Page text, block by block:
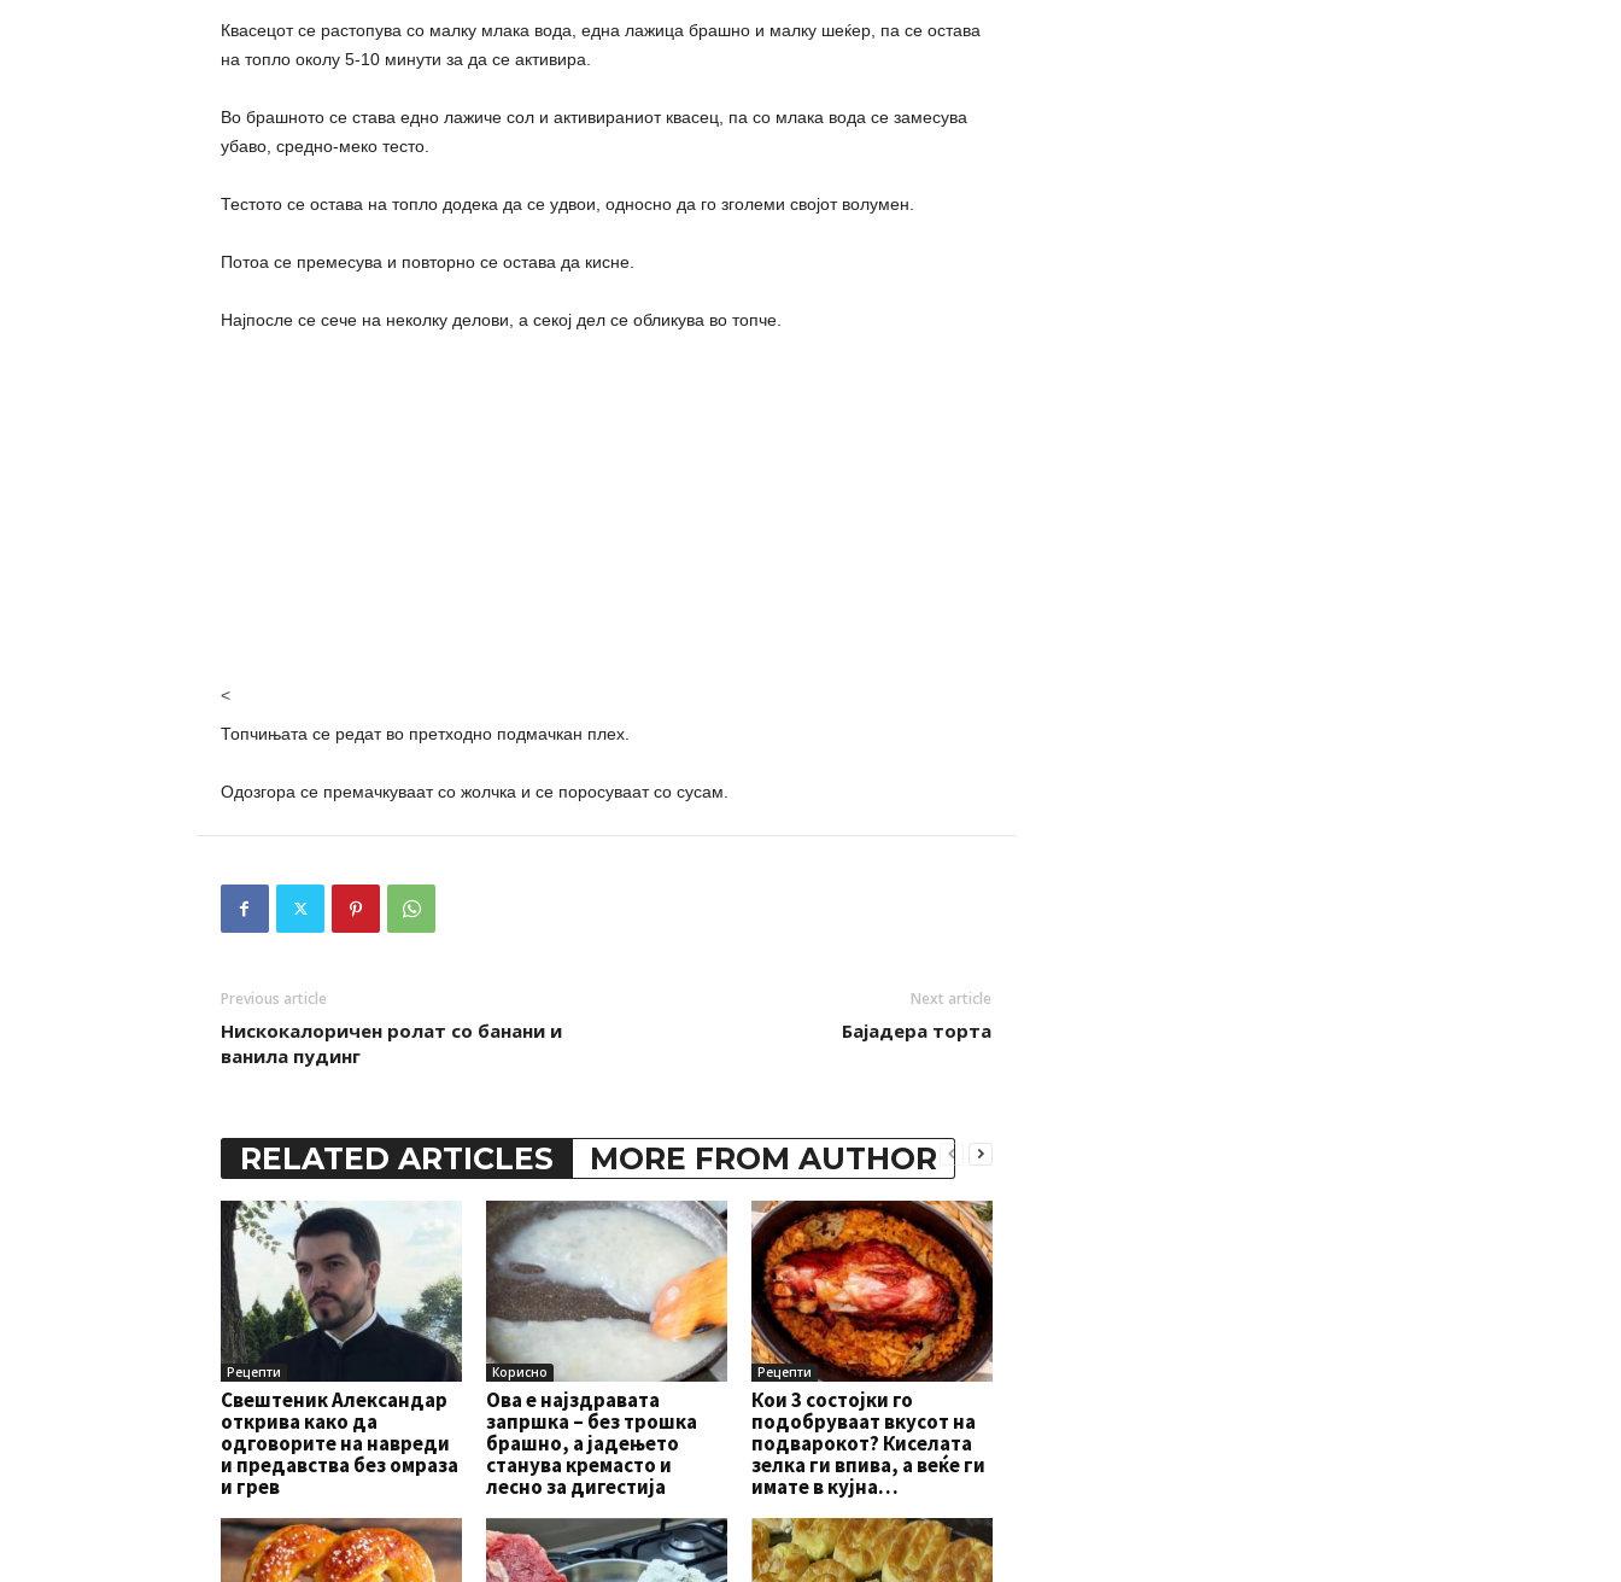
Квасецот се растопува со малку млака вода, една лажица брашно и малку шеќер, па се остава
на топло околу 5-10 минути за да се активира.
Во брашното се става едно лажиче сол и активираниот квасец, па со млака вода се замесува
убаво, средно-меко тесто.
Тестото се остава на топло додека да се удвои, односно да го зголеми својот волумен.
Потоа се премесува и повторно се остава да кисне.
Најпосле се сече на неколку делови, а секој дел се обликува во топче.
<
Топчињата се редат во претходно подмачкан плех.
Одозгора се премачкуваат со жолчка и се поросуваат со сусам.
Previous article
Нискокалоричен ролат со банани и
ванила пудинг
Next article
Бајадера торта
RELATED ARTICLES MORE FROM AUTHOR
Рецепти
Свештеник Александар
открива како да
одговорите на навреди
и предавства без омраза
и грев
Корисно
Ова е најздравата
запршка – без трошка
брашно, а јадењето
станува кремасто и
лесно за дигестија
Рецепти
Кои 3 состојки го
подобруваат вкусот на
подварокот? Киселата
зелка ги впива, а веќе ги
имате в кујна…